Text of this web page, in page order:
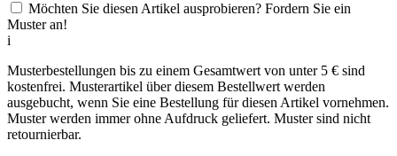
Möchten Sie diesen Artikel ausprobieren? Fordern Sie ein
Muster an!
i
Musterbestellungen bis zu einem Gesamtwert von unter 5 € sind
kostenfrei. Musterartikel über diesem Bestellwert werden
ausgebucht, wenn Sie eine Bestellung für diesen Artikel vornehmen.
Muster werden immer ohne Aufdruck geliefert. Muster sind nicht
retournierbar.